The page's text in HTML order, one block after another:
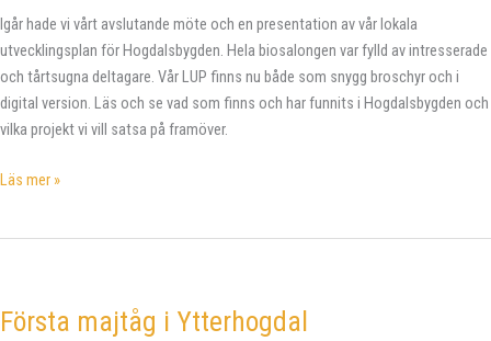
Igår hade vi vårt avslutande möte och en presentation av vår lokala
utvecklingsplan för Hogdalsbygden. Hela biosalongen var fylld av intresserade
och tårtsugna deltagare. Vår LUP finns nu både som snygg broschyr och i
digital version. Läs och se vad som finns och har funnits i Hogdalsbygden och
vilka projekt vi vill satsa på framöver.
LUP-
Läs mer »
Första majtåg i Ytterhogdal